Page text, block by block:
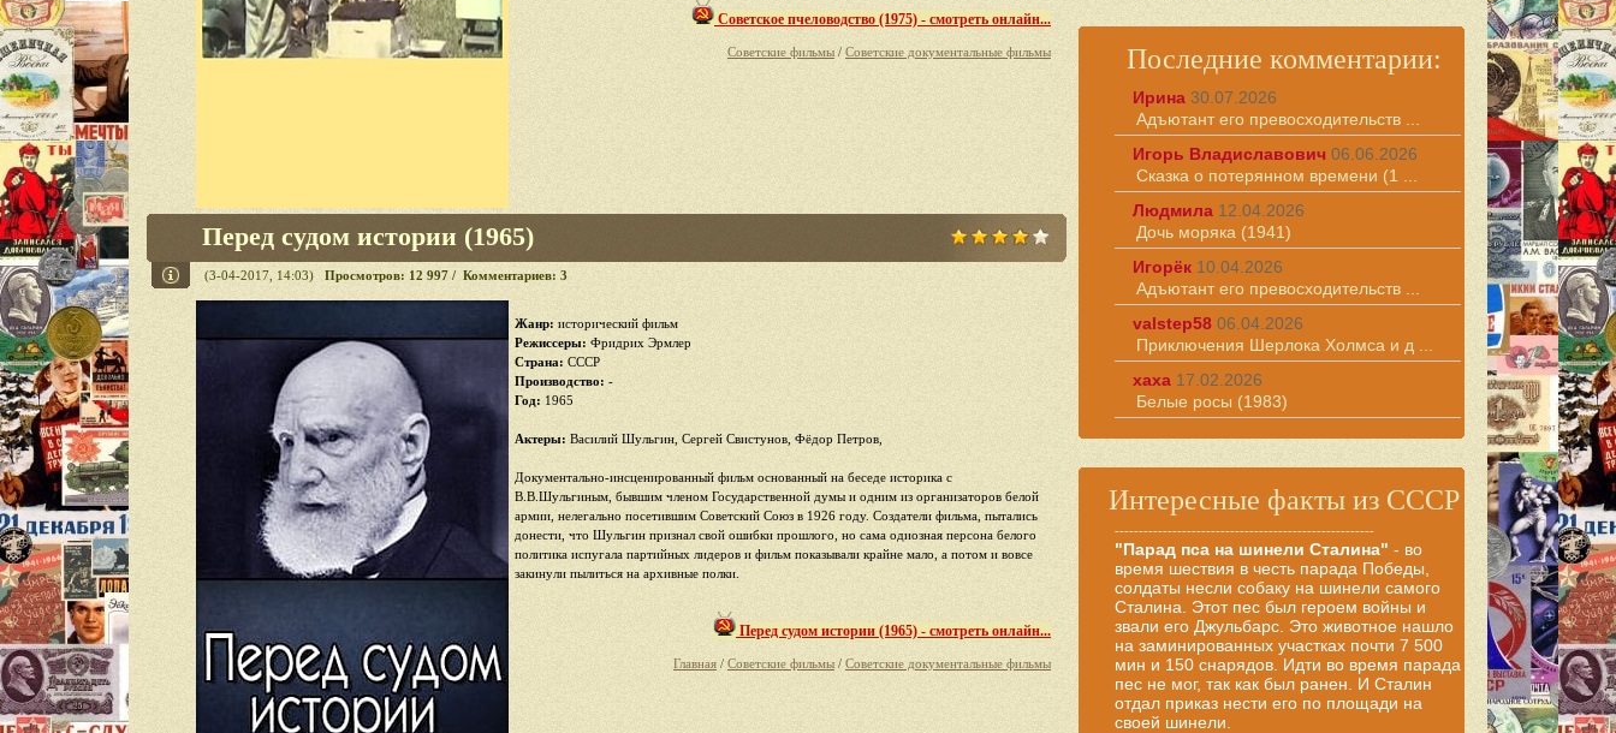
Советское пчеловодство (1975) - смотреть онлайн...
Советские фильмы/ Советские документальные фильмы
Перед судом истории (1965)
(3-04-2017, 14:03) Просмотров: 12 997 / Комментариев: 3
Жанр: исторический фильм
Режиссеры: Фридрих Эрмлер
Страна: СССР
Производство: -
Год: 1965
Актеры: Василий Шульгин, Сергей Свистунов, Фёдор Петров,
Документально-инсценированный фильм основанный на беседе историка с
В.В.Шульгиным, бывшим членом Государственной думы и одним из организаторов белой
армии, нелегально посетившим Советский Союз в 1926 году. Создатели фильма, пытались
донести, что Шульгин признал свой ошибки прошлого, но сама одиозная персона белого
политика испугала партийных лидеров и фильм показывали крайне мало, а потом и вовсе
закинули пылиться на архивные полки.
Перед судом истории (1965) - смотреть онлайн...
Главная / Советские фильмы / Советские документальные фильмы
Последние комментарии:
Ирина 30.07.2026
Адъютант его превосходительств ...
Игорь Владиславович 06.06.2026
Сказка о потерянном времени (1 ...
Людмила 12.04.2026
Дочь моряка (1941)
Игорёк 10.04.2026
Адъютант его превосходительств ...
valstep58 06.04.2026
Приключения Шерлока Холмса и д ...
хаха 17.02.2026
Белые росы (1983)
Интересные факты из СССР
------------------------------------------------------
"Парад пса на шинели Сталина" - во
время шествия в честь парада Победы,
солдаты несли собаку на шинели самого
Сталина. Этот пес был героем войны и
звали его Джульбарс. Это животное нашло
на заминированных участках почти 7 500
мин и 150 снарядов. Идти во время парада
пес не мог, так как был ранен. И Сталин
отдал приказ нести его по площади на
своей шинели.